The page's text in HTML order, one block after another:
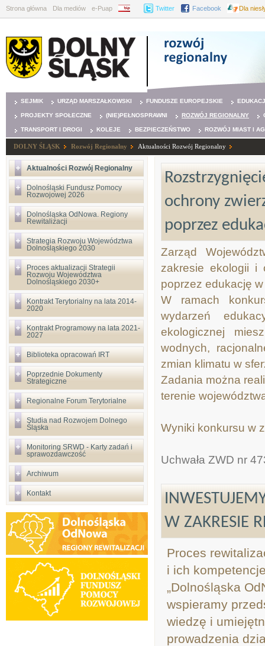
Strona główna Dla mediów e-Puap BIP Twitter Facebook Dla
SEJMIK URZĄD MARSZAŁKOWSKI FUNDUSZE EUROPEJSKIE
PROJEKTY SPOŁECZNE (NIE)PEŁNOSPRAWNI ROZWÓJ REGIONALNY
TRANSPORT I DROGI KOLEJE BEZPIECZEŃSTWO ROZWÓJ MIAST I
DOLNY ŚLĄSK Rozwój Regionalny Aktualności Rozwój Regionalny
Aktualności Rozwój Regionalny
Dolnośląski Fundusz Pomocy
Rozwojowej 2026
Dolnośląska OdNowa. Regiony
Rewitalizacji
Strategia Rozwoju Województwa
Dolnośląskiego 2030
Proces aktualizacji Strategii
Rozwoju Województwa
Dolnośląskiego 2030+
Kontrakt Terytorialny na lata 2014-
2020
Kontrakt Programowy na lata 2021-
2027
Biblioteka opracowań IRT
Poprzednie Dokumenty
Strategiczne
Regionalne Forum Terytorialne
Studia nad Rozwojem Dolnego
Śląska
Monitoring SRWD - Karty zadań i
sprawozdawczość
Archiwum
Kontakt
ochrony
poprzez
Zarząd
zakresie ekologii i
poprzez edukację
W ramach
wydarzeń
ekologicznej
wodnych,
zmian klimatu w
Zadania można
terenie
Wyniki konkursu w
Uchwała ZWD nr
W ZAKRESIE
Proces
i ich
„Dolnośląska
wspieramy
wiedzę i
prowadzenia